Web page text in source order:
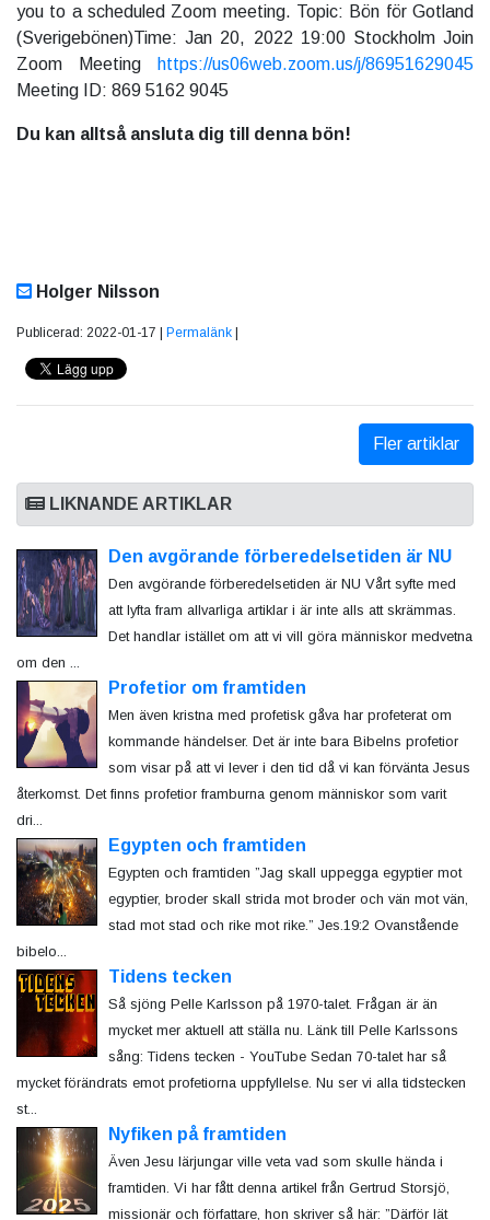
you to a scheduled Zoom meeting. Topic: Bön för Gotland
(Sverigebönen)Time: Jan 20, 2022 19:00 Stockholm Join
Zoom Meeting
https://us06web.zoom.us/j/86951629045
Meeting ID: 869 5162 9045
Du kan alltså ansluta dig till denna bön!
Holger Nilsson
Publicerad: 2022-01-17 | Permalänk |
Fler artiklar
LIKNANDE ARTIKLAR
Den avgörande förberedelsetiden är NU
Den avgörande förberedelsetiden är NU Vårt syfte med
att lyfta fram allvarliga artiklar i är inte alls att skrämmas.
Det handlar istället om att vi vill göra människor medvetna
om den ...
Profetior om framtiden
Men även kristna med profetisk gåva har profeterat om
kommande händelser. Det är inte bara Bibelns profetior
som visar på att vi lever i den tid då vi kan förvänta Jesus
återkomst. Det finns profetior framburna genom människor som varit
dri...
Egypten och framtiden
Egypten och framtiden ”Jag skall uppegga egyptier mot
egyptier, broder skall strida mot broder och vän mot vän,
stad mot stad och rike mot rike.” Jes.19:2 Ovanstående
bibelo...
Tidens tecken
Så sjöng Pelle Karlsson på 1970-talet. Frågan är än
mycket mer aktuell att ställa nu. Länk till Pelle Karlssons
sång: Tidens tecken - YouTube Sedan 70-talet har så
mycket förändrats emot profetiorna uppfyllelse. Nu ser vi alla tidstecken
st...
Nyfiken på framtiden
Även Jesu lärjungar ville veta vad som skulle hända i
framtiden. Vi har fått denna artikel från Gertrud Storsjö,
missionär och författare, hon skriver så här: ”Därför lät